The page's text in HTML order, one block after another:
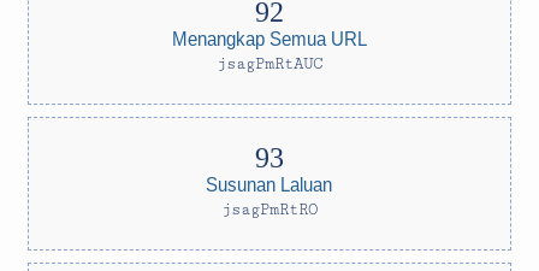
Menangkap Semua URL
jsagPmRtAUC
Susunan Laluan
jsagPmRtRO